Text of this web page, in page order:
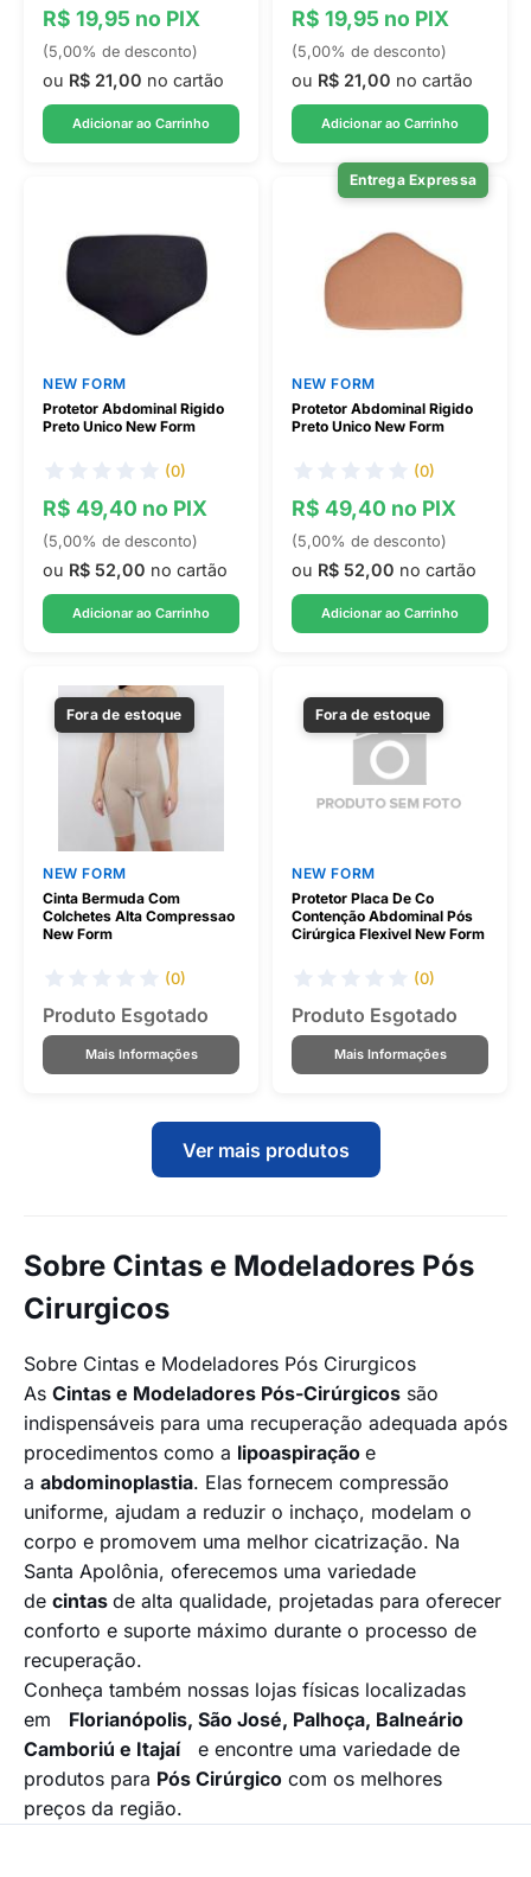
R$ 19,95 no PIX
(5,00% de desconto)
ou R$ 21,00 no cartão
Adicionar ao Carrinho
R$ 19,95 no PIX
(5,00% de desconto)
ou R$ 21,00 no cartão
Adicionar ao Carrinho
NEW FORM
Protetor Abdominal Rigido
Preto Unico New Form
(0)
R$ 49,40 no PIX
(5,00% de desconto)
ou R$ 52,00 no cartão
Adicionar ao Carrinho
Entrega Expressa
NEW FORM
Protetor Abdominal Rigido
Preto Unico New Form
(0)
R$ 49,40 no PIX
(5,00% de desconto)
ou R$ 52,00 no cartão
Adicionar ao Carrinho
Fora de estoque
NEW FORM
Cinta Bermuda Com
Colchetes Alta Compressao
New Form
(0)
Produto Esgotado
Mais Informações
Fora de estoque
NEW FORM
Protetor Placa De Co
Contenção Abdominal Pós
Cirúrgica Flexivel New Form
(0)
Produto Esgotado
Mais Informações
Ver mais produtos
Sobre Cintas e Modeladores Pós
Cirurgicos
Sobre Cintas e Modeladores Pós Cirurgicos
As Cintas e Modeladores Pós-Cirúrgicos são
indispensáveis para uma recuperação adequada após
procedimentos como a lipoaspiração e
a abdominoplastia. Elas fornecem compressão
uniforme, ajudam a reduzir o inchaço, modelam o
corpo e promovem uma melhor cicatrização. Na
Santa Apolônia, oferecemos uma variedade
de cintas de alta qualidade, projetadas para oferecer
conforto e suporte máximo durante o processo de
recuperação.
Conheça também nossas lojas físicas localizadas
em Florianópolis, São José, Palhoça, Balneário
Camboriú e Itajaíe encontre uma variedade de
produtos para Pós Cirúrgico com os melhores
preços da região.